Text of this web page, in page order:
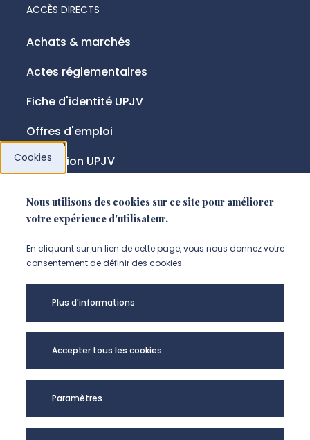
ACCÈS DIRECTS
Achats & marchés
Actes réglementaires
Fiche d'identité UPJV
Offres d'emploi
Fondation UPJV
NOUS SUIVRE
Suivez-nous sur instagram
Suivez-nous sur linkedin
Suivez-nous sur
Université de Picardie Jules Verne -
@Copyright 2024
Mentions légales
Accessibilité
Cookies
Nous utilisons des cookies sur ce site pour améliorer
votre expérience d'utilisateur.
En cliquant sur un lien de cette page, vous nous donnez votre
consentement de définir des cookies.
Plus d'informations
Accepter tous les cookies
Paramètres